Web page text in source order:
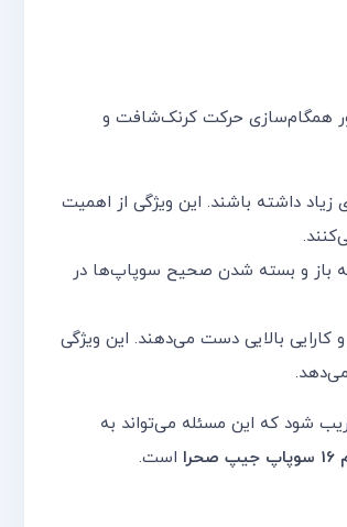
همگام‌سازی حرکت کرنک‌شافت و
زیاد داشته باشند. این ویژگی از اهمیت
باز و بسته شدن صحیح سوپاپ‌ها در
کارایی بالایی دست می‌دهند. این ویژگی
شود که این مسئله می‌تواند به
است.